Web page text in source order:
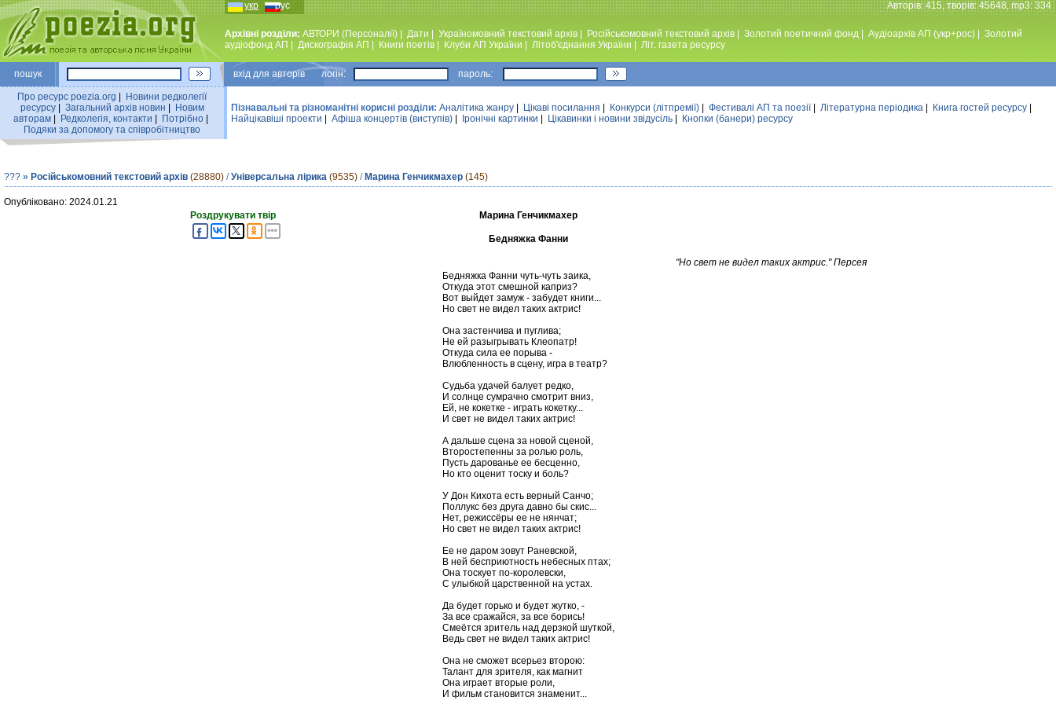
укр рус Авторiв: 415, творiв: 45648, mp3: 334
Архівні розділи: АВТОРИ (Персоналії) Дати Україномовний текстовий архiв Російськомовний текстовий архів Золотий поетичний фонд Аудiоархiв АП (укр+рос)
Золотий
аудiофонд АП
Дискографiя АП Книги поетiв Клуби АП України Лiтоб'єднання України Лiт. газета ресурсу
пошук вхiд для авторiв логін: пароль:
Про ресурс poezia.org
Новини редколегiї
ресурсу| Загальний архiв новин
Новим
авторам
Редколегiя, контакти Потрiбно
Подяки за допомогу та співробітництво
Пізнавальні та різноманітні корисні розділи: Аналiтика жанру Цікаві посилання Конкурси (лiтпремiї) Фестивалi АП та поезiї| Літературна періодика Книга гостей ресурсу
Найцiкавiшi проекти
Афіша концертів (виступів) Iронiчнi картинки Цікавинки і новини звідусіль Кнопки (банери) ресурсу
??? » Російськомовний текстовий архів (28880) /Універсальна лірика (9535) / Марина Генчикмахер (145)
Опубліковано: 2024.01.21
Роздрукувати твір
Марина Генчикмахер
Бедняжка Фанни
"Но свет не видел таких актрис." Персея
Бедняжка Фанни чуть-чуть заика,
Откуда этот смешной каприз?
Вот выйдет замуж - забудет книги...
Но свет не видел таких актрис!
Она застенчива и пуглива;
Не ей разыгрывать Клеопатр!
Откуда сила ее порыва -
Влюбленность в сцену, игра в театр?
Судьба удачей балует редко,
И солнце сумрачно смотрит вниз,
Ей, не кокетке - играть кокетку...
И свет не видел таких актрис!
А дальше сцена за новой сценой,
Второстепенны за ролью роль,
Пусть дарованье ее бесценно,
Но кто оценит тоску и боль?
У Дон Кихота есть верный Санчо;
Поллукс без друга давно бы скис...
Нет, режиссёры ее не нянчат;
Но свет не видел таких актрис!
Ее не даром зовут Раневской,
В ней бесприютность небесных птах;
Она тоскует по-королевски,
С улыбкой царственной на устах.
Да будет горько и будет жутко, -
За все сражайся, за все борись!
Смеётся зритель над дерзкой шуткой,
Ведь свет не видел таких актрис!
Она не сможет всерьез второю:
Талант для зрителя, как магнит
Она играет вторые роли,
И фильм становится знаменит...